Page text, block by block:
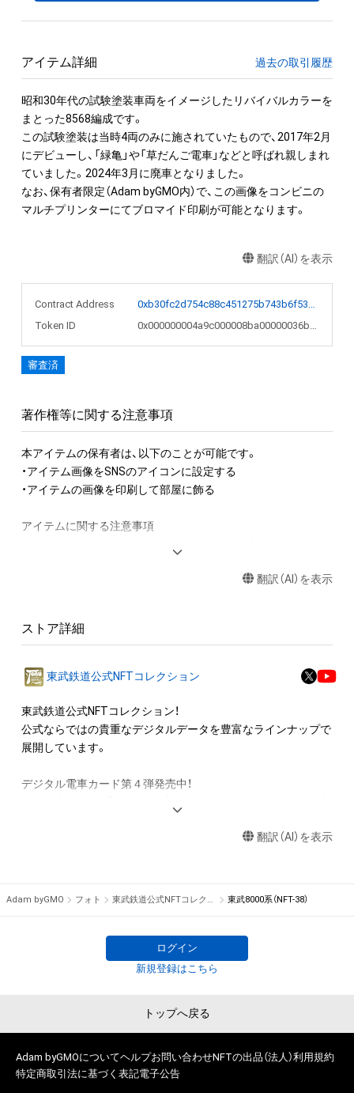
アイテム詳細 過去の取引履歴
昭和30年代の試験塗装車両をイメージしたリバイバルカラーを
まとった8568編成です。
この試験塗装は当時4両のみに施されていたもので、2017年2月
にデビューし、「緑亀」や「草だんご電車」などと呼ばれ親しまれ
ていました。2024年3月に廃車となりました。
なお、保有者限定（Adam byGMO内）で、この画像をコンビニの
マルチプリンターにてブロマイド印刷が可能となります。
翻訳（AI）を表示
Contract Address
Token ID
審査済
著作権等に関する注意事項
本アイテムの保有者は、以下のことが可能です。
・アイテム画像をSNSのアイコンに設定する
・アイテムの画像を印刷して部屋に飾る
アイテムに関する注意事項
権(著作権、特許権、実用新案権、商標権、意匠権その他の知的財
作権を有する方、著作隣接権の権利者またはその管理委託を受
を保有していたとしても、本アイテムに関する創作物にかかる
知的財産権を有することを意味しません。
・本アイテムの著作権を有する方、著作隣接権の権利者またはそ
の管理委託を受けている者からの事前の同意なしに、上記の「本
アイテムの保有者が有する権利」の範囲を超えた行為、知的財産
ル、リバースエンジニアリングを含みますが、これに限定されま
・本アイテムに関する創作物の利用については、公序良俗や法令
に反する利用またはその恐れのある利用など、作成者が不適切
東武鉄道株式会社お客さまセンター
翻訳（AI）を表示
ストア詳細
東武鉄道公式NFTコレクション
東武鉄道公式NFTコレクション！
公式ならではの貴重なデジタルデータを豊富なラインナップで
展開しています。
デジタル電車カード第４弾発売中！
活躍している写真など、当社社員が撮影した公式ならではの貴
ります。これによりデジタル上で世界に一つだけのＮＦＴを楽
＜9101編成引退記念！NFTコレクション＞
今では見ることのできない 9101 編成の様々な姿をＮＦＴとし
て復活させ、鉄道業界では初となる 360 度 VR 画像や貴重なカ
翻訳（AI）を表示
Adam byGMO フォト 東武8000系（NFT-38）
ログイン
新規登録はこちら
トップへ戻る
Adam byGMOについてヘルプお問い合わせNFTの出品（法人）利用規約
特定商取引法に基づく表記電子公告